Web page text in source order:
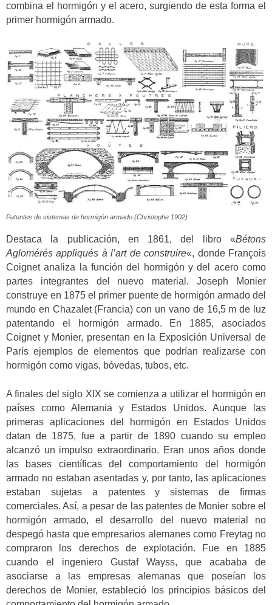
combina el hormigón y el acero, surgiendo de esta forma el
primer hormigón armado.
Patentes de sistemas de hormigón armado (Christophe 1902)
Destaca la publicación, en 1861, del libro «Bétons
Aglomérés appliqués à l’art de construire«, donde François
Coignet analiza la función del hormigón y del acero como
partes integrantes del nuevo material. Joseph Monier
construye en 1875 el primer puente de hormigón armado del
mundo en Chazalet (Francia) con un vano de 16,5 m de luz
patentando el hormigón armado. En 1885, asociados
Coignet y Monier, presentan en la Exposición Universal de
París ejemplos de elementos que podrían realizarse con
hormigón como vigas, bóvedas, tubos, etc.
A finales del siglo XIX se comienza a utilizar el hormigón en
países como Alemania y Estados Unidos. Aunque las
primeras aplicaciones del hormigón en Estados Unidos
datan de 1875, fue a partir de 1890 cuando su empleo
alcanzó un impulso extraordinario. Eran unos años donde
las bases científicas del comportamiento del hormigón
armado no estaban asentadas y, por tanto, las aplicaciones
estaban sujetas a patentes y sistemas de firmas
comerciales. Así, a pesar de las patentes de Monier sobre el
hormigón armado, el desarrollo del nuevo material no
despegó hasta que empresarios alemanes como Freytag no
compraron los derechos de explotación. Fue en 1885
cuando el ingeniero Gustaf Wayss, que acababa de
asociarse a las empresas alemanas que poseían los
derechos de Monier, estableció los principios básicos del